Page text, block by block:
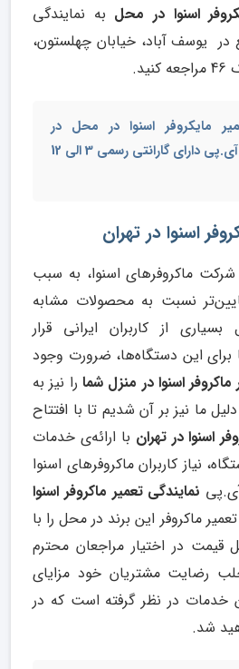
اسنوا در محل به نمایندگی
در یوسف آباد، خیابان چهلستون،
مایکروفر اسنوا در محل در
مجموعه بزرگ امداد آی.پی دارای گارانتی رسمی 3 الی 12
اسنوا در تهران
ماکروفرهای اسنوا، به سبب
نسبت به محصولات مشابه
از کاربران ایرانی قرار
برای این دستگاه‌ها، ضرورت وجود
ماکروفر اسنوا در منزل شما را نیز به
ما نیز بر آن شدیم تا با افتتاح
اسنوا در تهران با ارائه‌ی خدمات
نیاز‌ کاربران ماکروفرهای اسنوا
نمایندگی تعمیر ماکروفر اسنوا
ماکروفر این برند در محل را با
قیمت در اختیار مراجعان محترم
رضایت مشتریان خود مزایای
خدمات در نظر گرفته است که در
شد.